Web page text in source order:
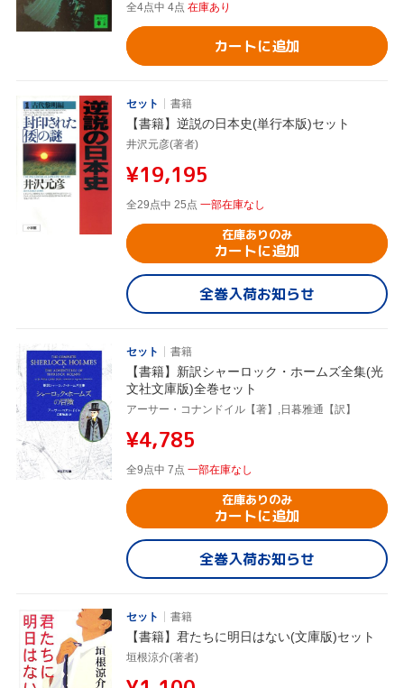
全4点中 4点 在庫あり
カートに追加
セット 書籍
【書籍】逆説の日本史(単行本版)セット
井沢元彦(著者)
¥19,195
全29点中 25点 一部在庫なし
在庫ありのみ
カートに追加
全巻入荷お知らせ
セット 書籍
【書籍】新訳シャーロック・ホームズ全集(光
文社文庫版)全巻セット
アーサー・コナンドイル【著】,日暮雅通【訳】
¥4,785
全9点中 7点 一部在庫なし
在庫ありのみ
カートに追加
全巻入荷お知らせ
セット 書籍
【書籍】君たちに明日はない(文庫版)セット
垣根涼介(著者)